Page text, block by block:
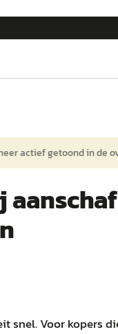
actief getoond in de
snel. Voor kopers